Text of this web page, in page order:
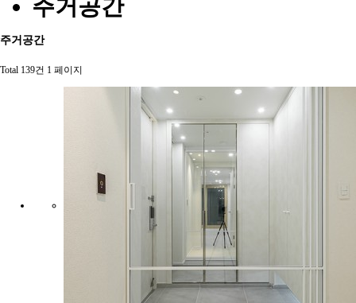
주거공간
주거공간
Total 139건 1 페이지